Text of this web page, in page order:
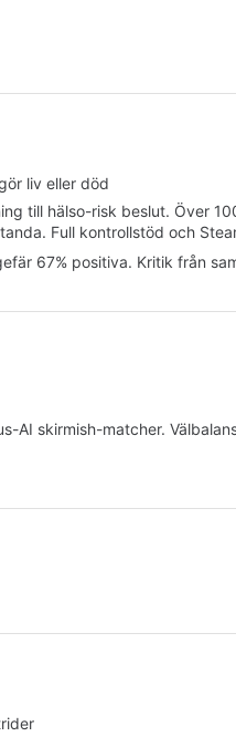
liv eller död
till hälso-risk beslut. Över
Full kontrollstöd och
67% positiva. Kritik från
AI skirmish-matcher.